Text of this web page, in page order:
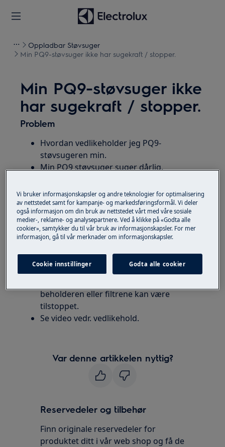
Oppladbar Støvsuger
Min PQ9-støvsuger ikke har sugekraft / stopper.
Min PQ9-støvsuger ikke
har sugekraft / stopper.
Problem
Hvordan vedlikeholder jeg PQ9-
støvsugeren min.
Min PQ9 støvsuger suger dårlig.
Gjelder for
PQ9 batteristøvsuger.
Hvis sugekraften er redusert eller hvis
beholderen eller filtrene kan være
tilstoppet.
Se video vedr. vedlikehold.
Var denne artikkelen nyttig?
Reservedeler og tilbehør
Finn originale reservedeler for
produktet ditt i vår web shop og få de
Vi bruker informasjonskapsler og andre teknologier for optimalisering
av nettstedet samt for kampanje- og markedsføringsformål. Vi deler
også informasjon om din bruk av nettstedet vårt med våre sosiale
medier-, reklame- og analysepartnere. Ved å klikke på «Godta alle
cookier», samtykker du til vår bruk av informasjonskapsler. For mer
informasjon, gå til vår merknader om informasjonskapsler.
Cookie innstillinger Godta alle cookier